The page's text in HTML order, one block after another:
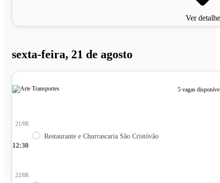
Ver
sexta-feira, 21 de agosto
5 vagas
12:30
21/08
Restaurante e Churrascaria São Cristóvão
22/08